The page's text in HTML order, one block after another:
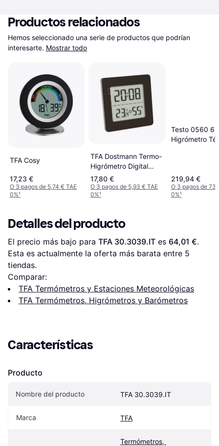
Productos relacionados
Hemos seleccionado una serie de productos que podrían
interesarte. Mostrar todo
TFA Cosy
17,23 €
O 3 pagos de 5,74 € TAE
0%¹
TFA Dostmann Termo-
Higrómetro Digital
30.5038.01
17,80 €
O 3 pagos de 5,93 € TAE
0%¹
Testo 0560
Higrómetro
219,94 €
O 3 pagos de
0%¹
Detalles del producto
El precio más bajo para TFA 30.3039.IT es 64,01 €.
Esta es actualmente la oferta más barata entre 5
tiendas.
Comparar:
TFA Termómetros y Estaciones Meteorológicas
TFA Termómetros, Higrómetros y Barómetros
Características
Producto
Nombre del producto TFA 30.3039.IT
Marca TFA
Termómetros,